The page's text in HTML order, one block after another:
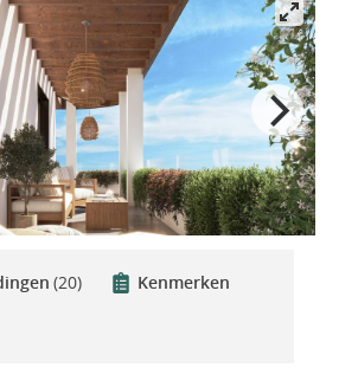
(20)
Kenmerken